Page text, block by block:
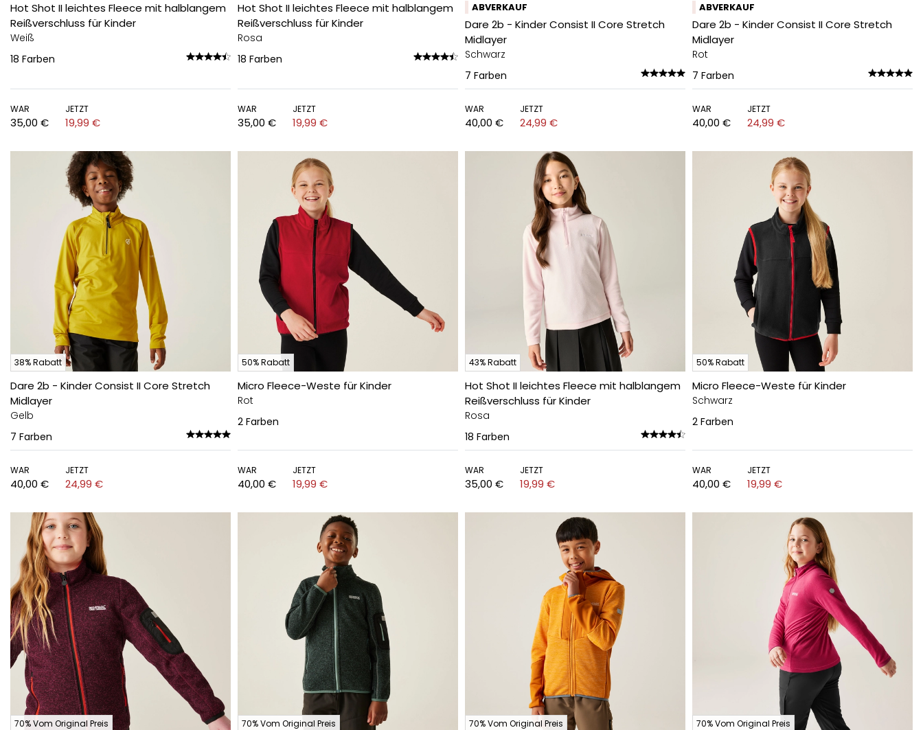
Hot Shot II leichtes Fleece mit halblangem
Reißverschluss für Kinder
Weiß
18 Farben
WAR
35,00 €
JETZT
19,99 €
Hot Shot II leichtes Fleece mit halblangem
Reißverschluss für Kinder
Rosa
18 Farben
WAR
35,00 €
JETZT
19,99 €
ABVERKAUF
Dare 2b - Kinder Consist II Core Stretch
Midlayer
Schwarz
7 Farben
WAR
40,00 €
JETZT
24,99 €
ABVERKAUF
Dare 2b - Kinder Consist II Core Stretch
Midlayer
Rot
7 Farben
WAR
40,00 €
JETZT
24,99 €
38% Rabatt
Dare 2b - Kinder Consist II Core Stretch
Midlayer
Gelb
7 Farben
WAR
40,00 €
JETZT
24,99 €
50% Rabatt
Micro Fleece-Weste für Kinder
Rot
2 Farben
WAR
40,00 €
JETZT
19,99 €
43% Rabatt
Hot Shot II leichtes Fleece mit halblangem
Reißverschluss für Kinder
Rosa
18 Farben
WAR
35,00 €
JETZT
19,99 €
50% Rabatt
Micro Fleece-Weste für Kinder
Schwarz
2 Farben
WAR
40,00 €
JETZT
19,99 €
70% Vom Original Preis 70% Vom Original Preis 70% Vom Original Preis 70% Vom Original Preis